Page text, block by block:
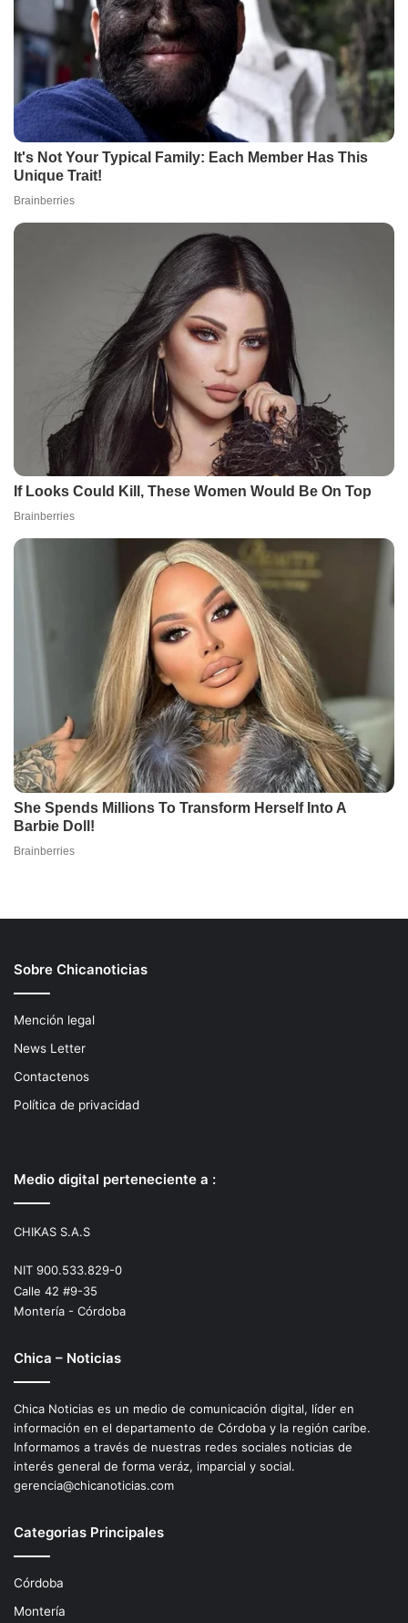
Sobre Chicanoticias
Mención legal
News Letter
Contactenos
Política de privacidad
Medio digital perteneciente a :
CHIKAS S.A.S
NIT 900.533.829-0
Calle 42 #9-35
Montería - Córdoba
Chica – Noticias
Chica Noticias es un medio de comunicación digital, líder en
información en el departamento de Córdoba y la región caríbe.
Informamos a través de nuestras redes sociales noticias de
interés general de forma veráz, imparcial y social.
gerencia@chicanoticias.com
Categorias Principales
Córdoba
Montería